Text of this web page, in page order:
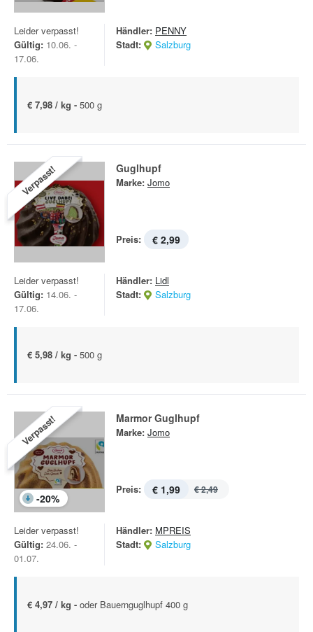
Leider verpasst!
Gültig: 10.06. -
17.06.
Händler: PENNY
Stadt:
Salzburg
€ 7,98 / kg - 500 g
Verpasst! Guglhupf
Marke: Jomo
Preis: € 2,99
Leider verpasst!
Gültig: 14.06. -
17.06.
Händler: Lidl
Stadt:
Salzburg
€ 5,98 / kg - 500 g
Verpasst!
-20%
Marmor Guglhupf
Marke: Jomo
Preis: € 1,99 € 2,49
Leider verpasst!
Gültig: 24.06. -
01.07.
Händler: MPREIS
Stadt:
Salzburg
€ 4,97 / kg - oder Bauernguglhupf 400 g